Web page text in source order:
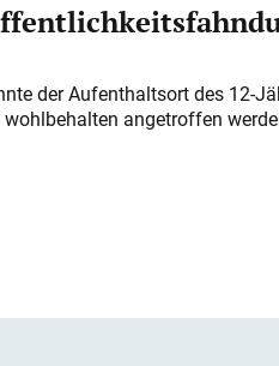
der Aufenthaltsort des 12-
angetroffen